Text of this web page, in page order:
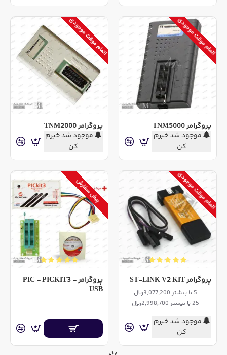
اتمام موقت موجودی
پروگرامر TNM5000
موجود شد خبرم
کن
اتمام موقت موجودی
پروگرامر TNM2000
موجود شد خبرم
کن
اتمام موقت موجودی
پروگرامر ST-LINK V2 KIT
5 یا بیشتر 3,077,200ریال
25 یا بیشتر 2,998,700ریال
موجود شد خبرم
کن
پیش سفارش
پروگرامر PIC - PICKIT3 -
USB